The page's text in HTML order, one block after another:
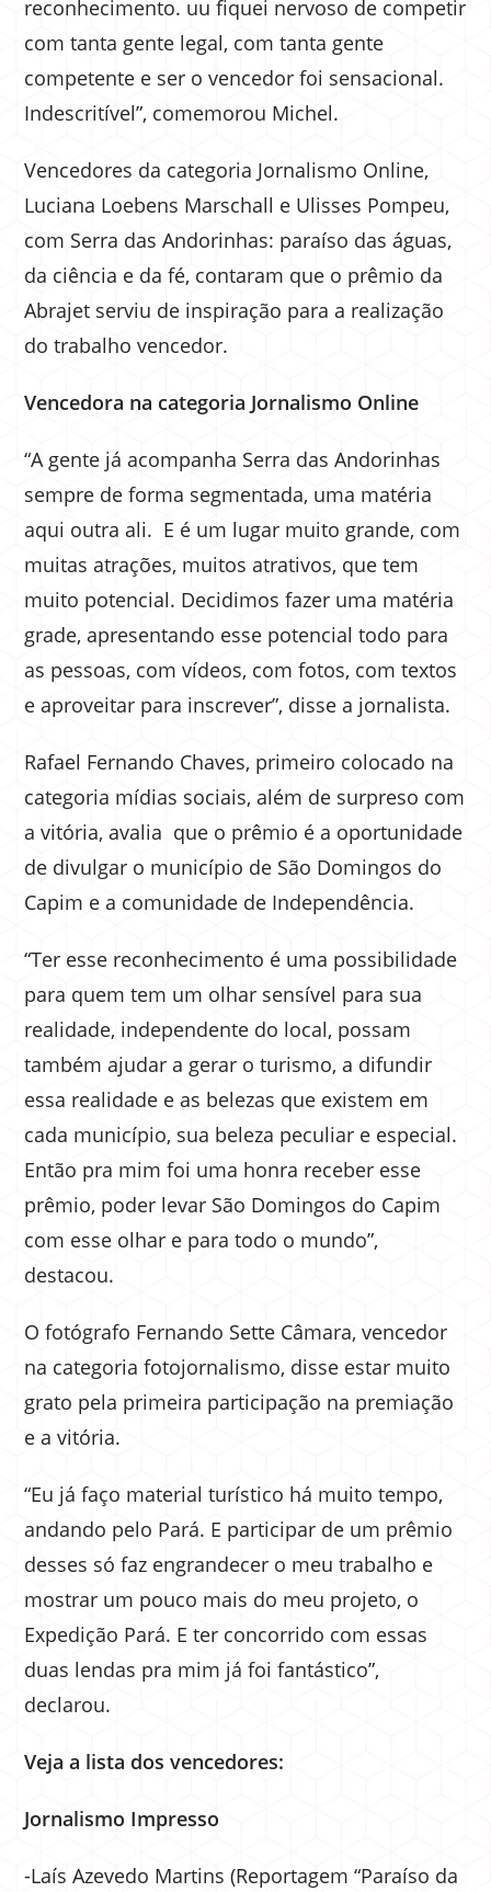
reconhecimento. uu fiquei nervoso de competir
com tanta gente legal, com tanta gente
competente e ser o vencedor foi sensacional.
Indescritível”, comemorou Michel.
Vencedores da categoria Jornalismo Online,
Luciana Loebens Marschall e Ulisses Pompeu,
com Serra das Andorinhas: paraíso das águas,
da ciência e da fé, contaram que o prêmio da
Abrajet serviu de inspiração para a realização
do trabalho vencedor.
Vencedora na categoria Jornalismo Online
“A gente já acompanha Serra das Andorinhas
sempre de forma segmentada, uma matéria
aqui outra ali. E é um lugar muito grande, com
muitas atrações, muitos atrativos, que tem
muito potencial. Decidimos fazer uma matéria
grade, apresentando esse potencial todo para
as pessoas, com vídeos, com fotos, com textos
e aproveitar para inscrever”, disse a jornalista.
Rafael Fernando Chaves, primeiro colocado na
categoria mídias sociais, além de surpreso com
a vitória, avalia que o prêmio é a oportunidade
de divulgar o município de São Domingos do
Capim e a comunidade de Independência.
“Ter esse reconhecimento é uma possibilidade
para quem tem um olhar sensível para sua
realidade, independente do local, possam
também ajudar a gerar o turismo, a difundir
essa realidade e as belezas que existem em
cada município, sua beleza peculiar e especial.
Então pra mim foi uma honra receber esse
prêmio, poder levar São Domingos do Capim
com esse olhar e para todo o mundo”,
destacou.
O fotógrafo Fernando Sette Câmara, vencedor
na categoria fotojornalismo, disse estar muito
grato pela primeira participação na premiação
e a vitória.
“Eu já faço material turístico há muito tempo,
andando pelo Pará. E participar de um prêmio
desses só faz engrandecer o meu trabalho e
mostrar um pouco mais do meu projeto, o
Expedição Pará. E ter concorrido com essas
duas lendas pra mim já foi fantástico”,
declarou.
Veja a lista dos vencedores:
Jornalismo Impresso
-Laís Azevedo Martins (Reportagem “Paraíso da